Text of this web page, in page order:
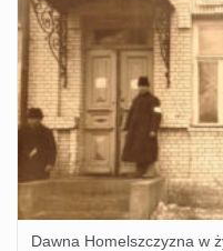
Dawna Homelszczyzna w